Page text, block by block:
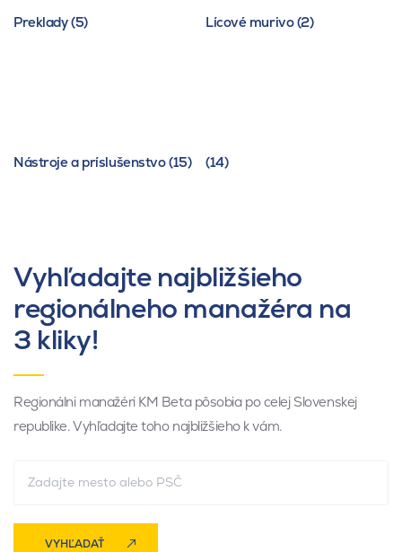
Preklady (5) Lícové murivo (2)
Nástroje a príslušenstvo (15) (14)
Vyhľadajte najbližšieho
regionálneho manažéra na
3 kliky!
Regionálni manažéri KM Beta pôsobia po celej Slovenskej
republike. Vyhľadajte toho najbližšieho k vám.
VYHĽADAŤ